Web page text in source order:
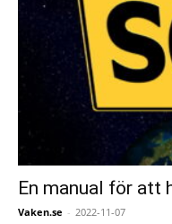
En manual för att
Vaken.se - 2022-11-07